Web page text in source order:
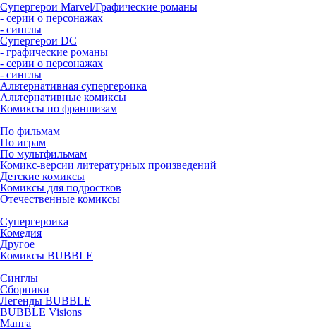
Супергерои Marvel/Графические романы
- серии о персонажах
- синглы
Супергерои DC
- графические романы
- серии о персонажах
- синглы
Альтернативная супергероика
Альтернативные комиксы
Комиксы по франшизам
По фильмам
По играм
По мультфильмам
Комикс-версии литературных произведений
Детские комиксы
Комиксы для подростков
Отечественные комиксы
Супергероика
Комедия
Другое
Комиксы BUBBLE
Синглы
Сборники
Легенды BUBBLE
BUBBLE Visions
Манга